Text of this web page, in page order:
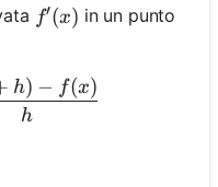
f^{\prime}(x)
f′(x) in un punto
_{h
h
h) − f(x)